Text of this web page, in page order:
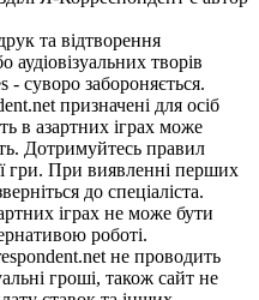
та відтворення
аудіовізуальних творів
- суворо забороняється.
призначені для осіб
в азартних іграх може
Дотримуйтесь правил
гри. При виявленні перших
до спеціаліста.
іграх не може бути
роботі.
не проводить
гроші, також сайт не